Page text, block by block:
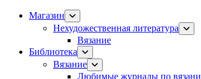
Магазин
Нехудожественная литература
Вязание
Библиотека
Вязание
Любимые журналы по